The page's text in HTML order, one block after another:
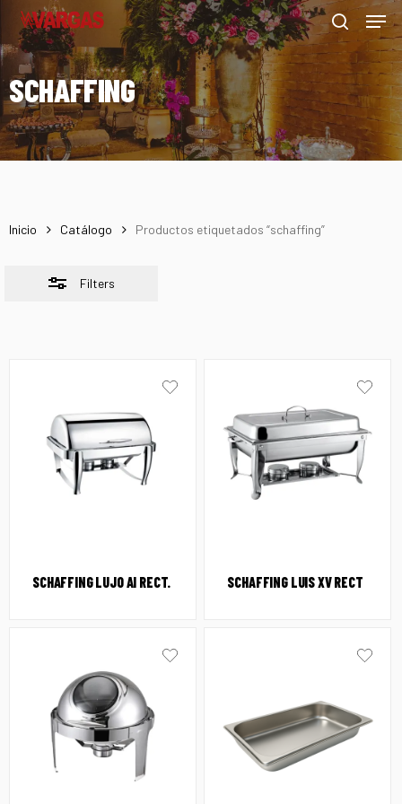
Skip
main
content
search
Menu
SCHAFFING
Inicio Catálogo Productos etiquetados “schaffing”
Filters
Close
Filters
SCHAFFING LUJO AI RECT. SCHAFFING LUIS XV RECT
Menu